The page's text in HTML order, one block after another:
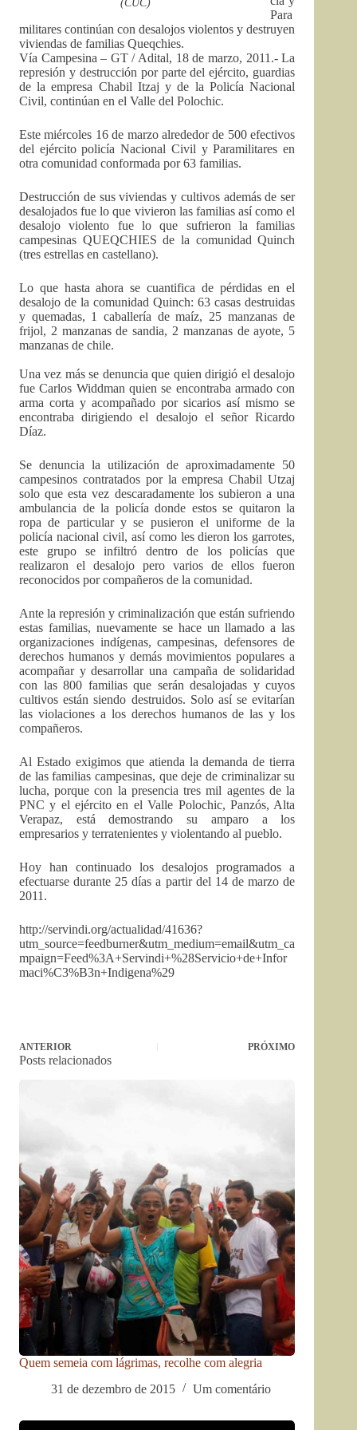
Para
militares continúan con desalojos violentos y destruyen
viviendas de familias Queqchies.
Vía Campesina – GT / Adital, 18 de marzo, 2011.- La
represión y destrucción por parte del ejército, guardias
de la empresa Chabil Itzaj y de la Policía Nacional
Civil, continúan en el Valle del Polochic.
Este miércoles 16 de marzo alrededor de 500 efectivos
del ejército policía Nacional Civil y Paramilitares en
otra comunidad conformada por 63 familias.
Destrucción de sus viviendas y cultivos además de ser
desalojados fue lo que vivieron las familias así como el
desalojo violento fue lo que sufrieron la familias
campesinas QUEQCHIES de la comunidad Quinch
(tres estrellas en castellano).
Lo que hasta ahora se cuantifica de pérdidas en el
desalojo de la comunidad Quinch: 63 casas destruidas
y quemadas, 1 caballería de maíz, 25 manzanas de
frijol, 2 manzanas de sandia, 2 manzanas de ayote, 5
manzanas de chile.
Una vez más se denuncia que quien dirigió el desalojo
fue Carlos Widdman quien se encontraba armado con
arma corta y acompañado por sicarios así mismo se
encontraba dirigiendo el desalojo el señor Ricardo
Díaz.
Se denuncia la utilización de aproximadamente 50
campesinos contratados por la empresa Chabil Utzaj
solo que esta vez descaradamente los subieron a una
ambulancia de la policía donde estos se quitaron la
ropa de particular y se pusieron el uniforme de la
policía nacional civil, así como les dieron los garrotes,
este grupo se infiltró dentro de los policías que
realizaron el desalojo pero varios de ellos fueron
reconocidos por compañeros de la comunidad.
Ante la represión y criminalización que están sufriendo
estas familias, nuevamente se hace un llamado a las
organizaciones indígenas, campesinas, defensores de
derechos humanos y demás movimientos populares a
acompañar y desarrollar una campaña de solidaridad
con las 800 familias que serán desalojadas y cuyos
cultivos están siendo destruidos. Solo así se evitarían
las violaciones a los derechos humanos de las y los
compañeros.
Al Estado exigimos que atienda la demanda de tierra
de las familias campesinas, que deje de criminalizar su
lucha, porque con la presencia tres mil agentes de la
PNC y el ejército en el Valle Polochic, Panzós, Alta
Verapaz, está demostrando su amparo a los
empresarios y terratenientes y violentando al pueblo.
Hoy han continuado los desalojos programados a
efectuarse durante 25 días a partir del 14 de marzo de
2011.
http://servindi.org/actualidad/41636?
utm_source=feedburner&utm_medium=email&utm_ca
mpaign=Feed%3A+Servindi+%28Servicio+de+Infor
maci%C3%B3n+Indigena%29
ANTERIOR PRÓXIMO
Posts relacionados
Quem semeia com lágrimas, recolhe com alegria
31 de dezembro de 2015
Um comentário